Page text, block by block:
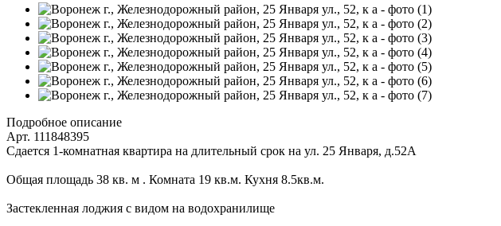
Подробное описание
Арт. 111848395
Сдается 1-комнатная квартира на длительный срок на ул. 25 Января, д.52А
Общая площадь 38 кв. м . Комната 19 кв.м. Кухня 8.5кв.м.
Застекленная лоджия с видом на водохранилище